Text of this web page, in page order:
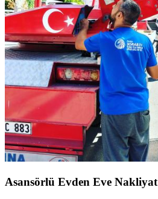
Asansörlü Evden Eve Nakliyat